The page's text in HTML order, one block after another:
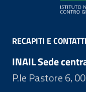
RECAPITI E CONTATTI
INAIL Sede
P.le Pastore 6,